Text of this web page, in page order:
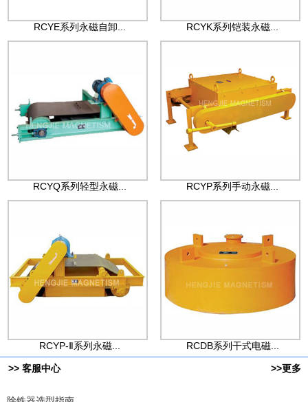
RCYE系列永磁自卸... RCYK系列铠装永磁...
RCYQ系列轻型永磁... RCYP系列手动永磁...
RCYP-Ⅱ系列永磁... RCDB系列干式电磁...
>> 客服中心 >>更多